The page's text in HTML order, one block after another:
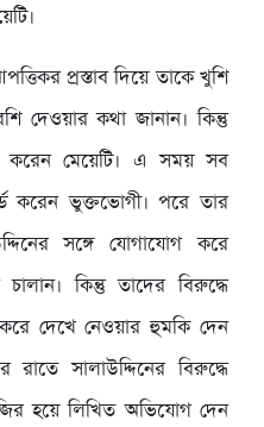
প্রস্তাব দিয়ে তাকে খুশি
দেওয়ার কথা জানান। কিন্তু
করেন মেয়েটি। এ সময় সব
করেন ভুক্তভোগী। পরে তার
সঙ্গে যোগাযোগ করে
কিন্তু তাদের বিরুদ্ধে
দেখে নেওয়ার হুমকি দেন
সালাউদ্দিনের বিরুদ্ধে
হয়ে লিখিত অভিযোগ দেন